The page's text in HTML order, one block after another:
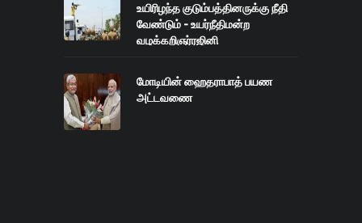
உயிரிழந்த குடும்பத்தினருக்கு நீதி
வேண்டும் - உயர்நீதிமன்ற
வழக்கறிஞர்ரஜினி
மோடியின் ஹைதராபாத் பயண
அட்டவணை